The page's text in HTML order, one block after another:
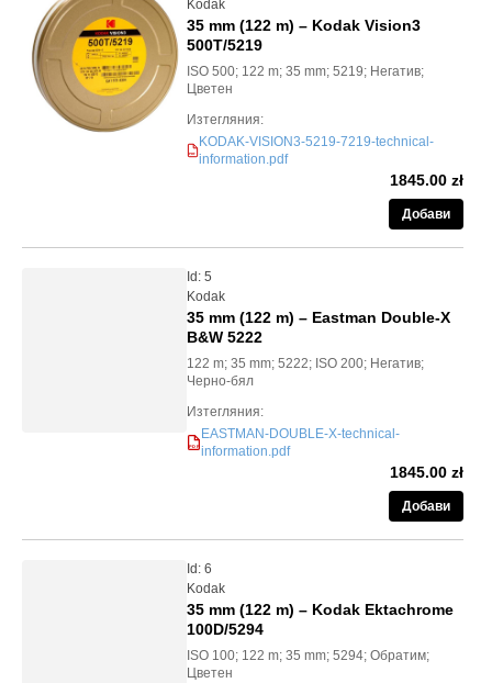
Kodak
35 mm (122 m) – Kodak Vision3
500T/5219
ISO 500; 122 m; 35 mm; 5219; Негатив;
Цветен
Изтегляния:
PDF
KODAK-VISION3-5219-7219-technical-
information.pdf
1845.00 zł
Добави
Id: 5
Kodak
35 mm (122 m) – Eastman Double-X
B&W 5222
122 m; 35 mm; 5222; ISO 200; Негатив;
Черно-бял
Изтегляния:
PDF
EASTMAN-DOUBLE-X-technical-
information.pdf
1845.00 zł
Добави
Id: 6
Kodak
35 mm (122 m) – Kodak Ektachrome
100D/5294
ISO 100; 122 m; 35 mm; 5294; Обратим;
Цветен